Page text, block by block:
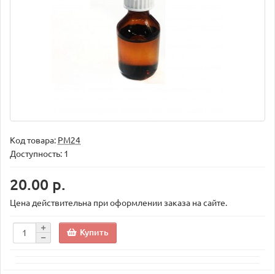
Код товара: РМ24
Доступность: 1
20.00 р.
Цена действительна при оформлении заказа на сайте.
Купить